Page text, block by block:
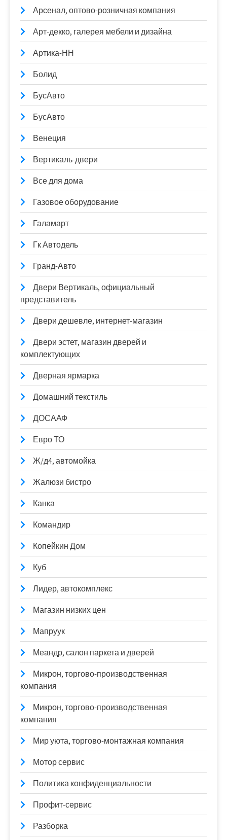
Арсенал, оптово-розничная компания
Арт-декко, галерея мебели и дизайна
Артика-НН
Болид
БусАвто
БусАвто
Венеция
Вертикаль-двери
Все для дома
Газовое оборудование
Галамарт
Гк Автодель
Гранд-Авто
Двери Вертикаль, официальный
представитель
Двери дешевле, интернет-магазин
Двери эстет, магазин дверей и
комплектующих
Дверная ярмарка
Домашний текстиль
ДОСААФ
Евро ТО
Ж/д4, автомойка
Жалюзи бистро
Канка
Командир
Копейкин Дом
Куб
Лидер, автокомплекс
Магазин низких цен
Мапруук
Меандр, салон паркета и дверей
Микрон, торгово-производственная
компания
Микрон, торгово-производственная
компания
Мир уюта, торгово-монтажная компания
Мотор сервис
Политика конфиденциальности
Профит-сервис
Разборка